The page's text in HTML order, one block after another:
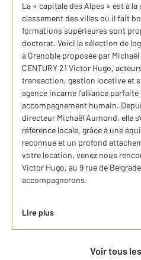
La « capitale des Alpes » est à
classement des villes où il fait
formations supérieures sont
doctorat. Voici la sélection de
à Grenoble proposée par
CENTURY 21 Victor Hugo,
transaction, gestion locative et
agence incarne l’alliance
accompagnement humain.
directeur Michaël Aumond, elle
référence locale, grâce à une
reconnue et un profond
votre location, venez nous
Victor Hugo, au 9 rue de
accompagnerons.
Lire plus
Voir tous